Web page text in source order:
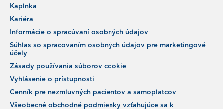
Kaplnka
Kariéra
Informácie o spracúvaní osobných údajov
Súhlas so spracovaním osobných údajov pre marketingové
účely
Zásady používania súborov cookie
Vyhlásenie o prístupnosti
Cenník pre nezmluvných pacientov a samoplatcov
Všeobecné obchodné podmienky vzťahujúce sa k